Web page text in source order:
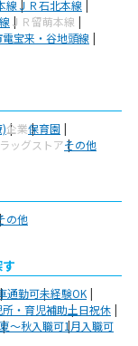
線ＪＲ石北本線
ＪＲ留萌本線
電宝来・谷地頭線
企業保育園
ッグストアその他
の他
通勤可未経験OK
所・育児補助土日祝休
夏～秋入職可1月入職可